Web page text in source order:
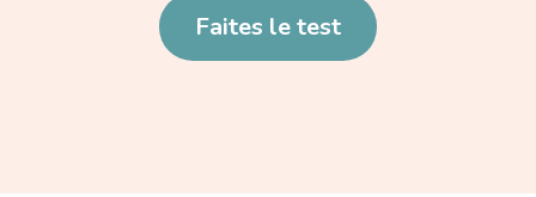
Faites le test